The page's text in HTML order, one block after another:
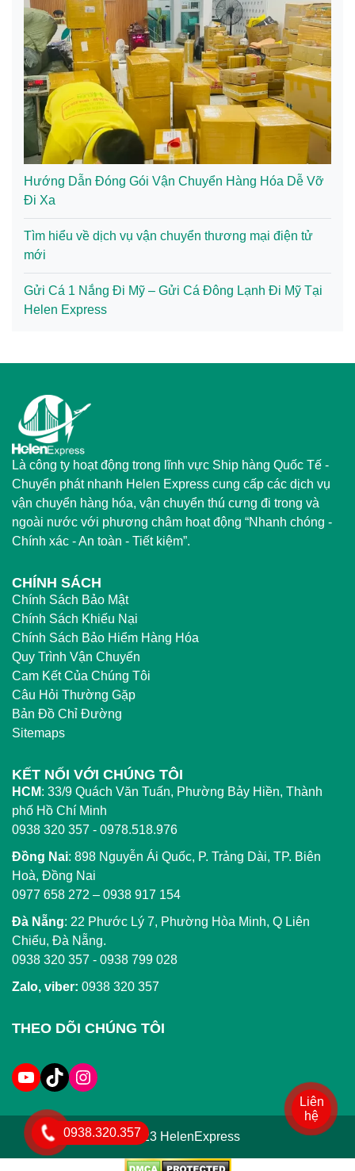
Hướng Dẫn Đóng Gói Vận Chuyển Hàng Hóa Dễ Vỡ
Đi Xa
Tìm hiểu về dịch vụ vận chuyển thương mại điện tử
mới
Gửi Cá 1 Nắng Đi Mỹ – Gửi Cá Đông Lạnh Đi Mỹ Tại
Helen Express
Là công ty hoạt động trong lĩnh vực Ship hàng Quốc Tế -
Chuyển phát nhanh Helen Express cung cấp các dịch vụ
vận chuyển hàng hóa, vận chuyển thú cưng đi trong và
ngoài nước với phương châm hoạt động “Nhanh chóng -
Chính xác - An toàn - Tiết kiệm”.
CHÍNH SÁCH
Chính Sách Bảo Mật
Chính Sách Khiếu Nại
Chính Sách Bảo Hiểm Hàng Hóa
Quy Trình Vận Chuyển
Cam Kết Của Chúng Tôi
Câu Hỏi Thường Gặp
Bản Đồ Chỉ Đường
Sitemaps
KẾT NỐI VỚI CHÚNG TÔI
HCM: 33/9 Quách Văn Tuấn, Phường Bảy Hiền, Thành
phố Hồ Chí Minh
0938 320 357 - 0978.518.976
Đồng Nai: 898 Nguyễn Ái Quốc, P. Trảng Dài, TP. Biên
Hoà, Đồng Nai
0977 658 272 – 0938 917 154
Đà Nẵng: 22 Phước Lý 7, Phường Hòa Minh, Q Liên
Chiểu, Đà Nẵng.
0938 320 357 - 0938 799 028
Zalo, viber: 0938 320 357
THEO DÕI CHÚNG TÔI
© 2023 HelenExpress
0938.320.357
Liên
hệ